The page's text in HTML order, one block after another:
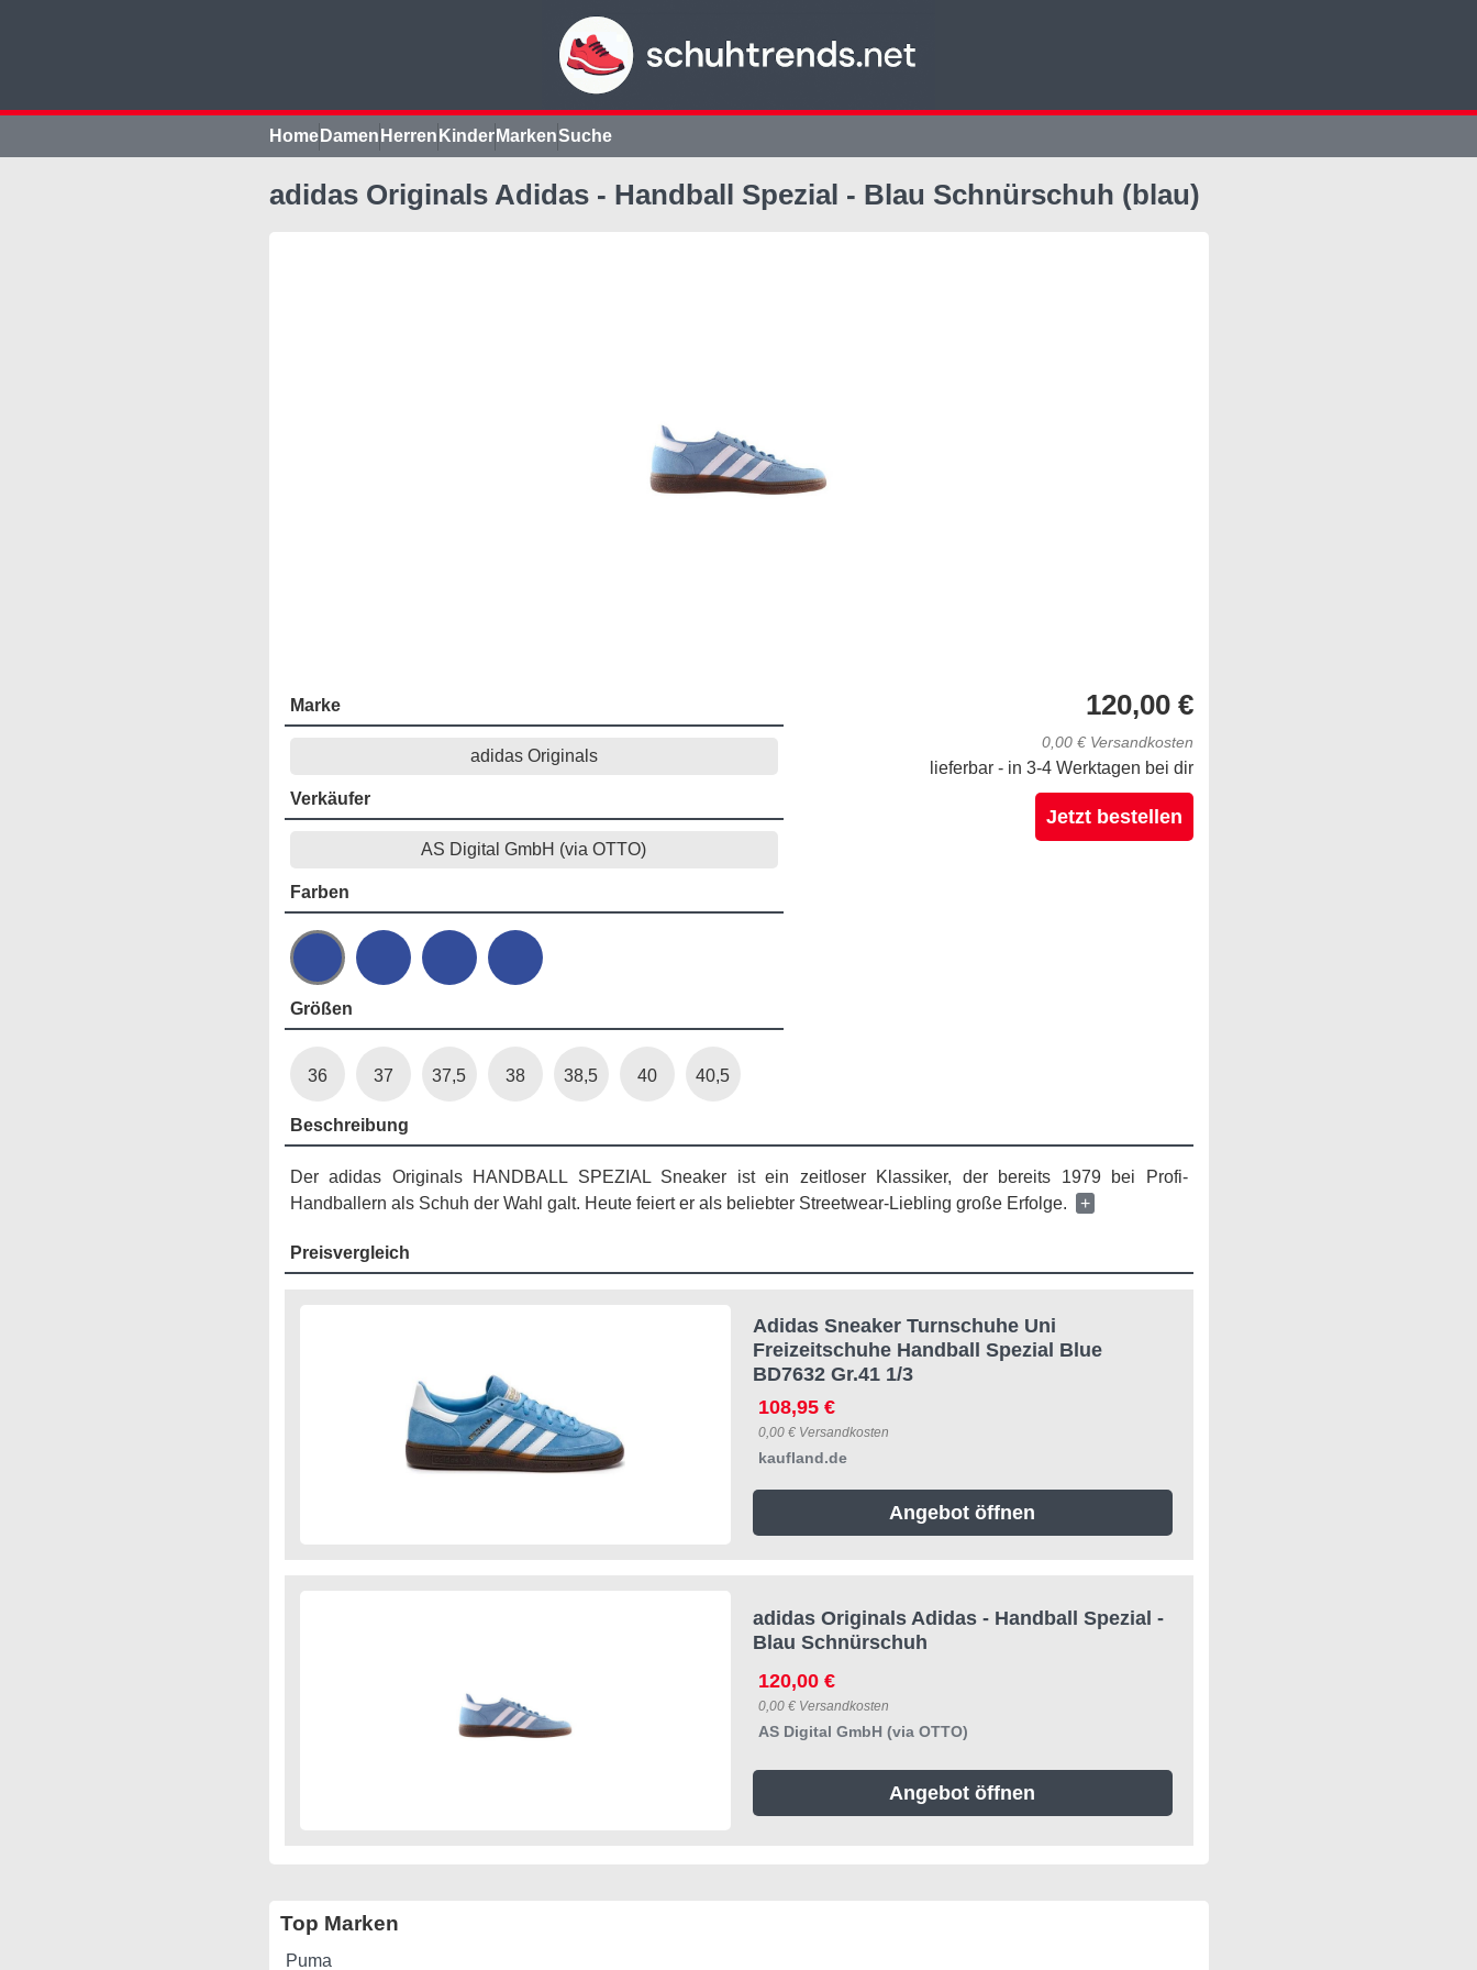
Home Damen Herren Kinder MarkenSuche
adidas Originals Adidas - Handball Spezial - Blau Schnürschuh (blau)
120,00 €
0,00 € Versandkosten
lieferbar - in 3-4 Werktagen bei dir
Jetzt bestellen
Marke
adidas Originals
Verkäufer
AS Digital GmbH (via OTTO)
Farben
Größen
36 37 37,5 38 38,5 40 40,5
Beschreibung
Der adidas Originals HANDBALL SPEZIAL Sneaker ist ein zeitloser Klassiker, der bereits 1979 bei Profi-
Handballern als Schuh der Wahl galt. Heute feiert er als beliebter Streetwear-Liebling große Erfolge.
+
Preisvergleich
Adidas Sneaker Turnschuhe Uni
Freizeitschuhe Handball Spezial Blue
BD7632 Gr.41 1/3
108,95 €
0,00 € Versandkosten
kaufland.de
Angebot öffnen
adidas Originals Adidas - Handball Spezial -
Blau Schnürschuh
120,00 €
0,00 € Versandkosten
AS Digital GmbH (via OTTO)
Angebot öffnen
Top Marken
Puma